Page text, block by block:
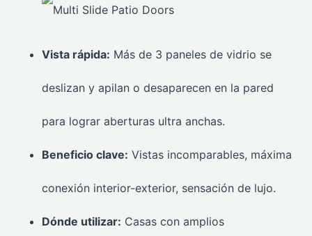
Vista rápida: Más de 3 paneles de vidrio se
deslizan y apilan o desaparecen en la pared
para lograr aberturas ultra anchas.
Beneficio clave: Vistas incomparables, máxima
conexión interior-exterior, sensación de lujo.
Dónde utilizar: Casas con amplios